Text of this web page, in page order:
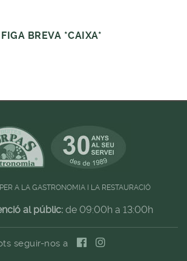
FIGA BREVA *CAIXA*
A LA GASTRONOMIA I LA RESTAURACIÓ
al públic: de 09:00h a 13:00h
seguir-nos a